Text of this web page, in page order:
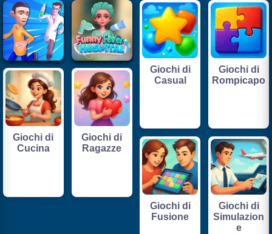
Giochi di
Casual
Giochi di
Rompicapo
Giochi di
Cucina
Giochi di
Ragazze
Giochi di
Fusione
Giochi di
Simulazion
e